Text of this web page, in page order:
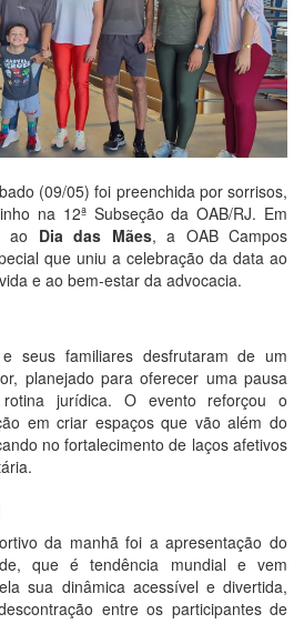
(09/05) foi preenchida por sorrisos,
na 12ª Subseção da OAB/RJ. Em
ao Dia das Mães, a OAB Campos
que uniu a celebração da data ao
e ao bem-estar da advocacia.
e seus familiares desfrutaram de um
planejado para oferecer uma pausa
jurídica. O evento reforçou o
em criar espaços que vão além do
no fortalecimento de laços afetivos
da manhã foi a apresentação do
que é tendência mundial e vem
sua dinâmica acessível e divertida,
entre os participantes de